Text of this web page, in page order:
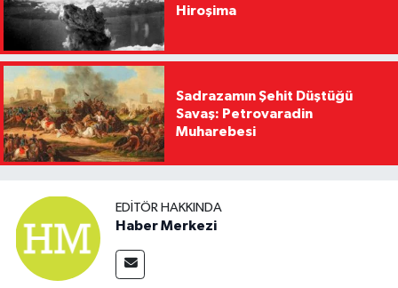
Hiroşima
Sadrazamın Şehit Düştüğü
Savaş: Petrovaradin
Muharebesi
EDITÖR HAKKINDA
Haber Merkezi